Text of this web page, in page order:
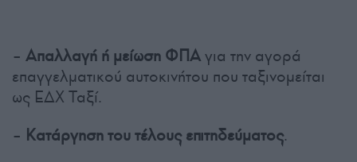
– Απαλλαγή ή μείωση ΦΠΑγια την αγορά
επαγγελματικού αυτοκινήτου που ταξινομείται
ως ΕΔΧ Ταξί.
– Κατάργηση του τέλους επιτηδεύματος.